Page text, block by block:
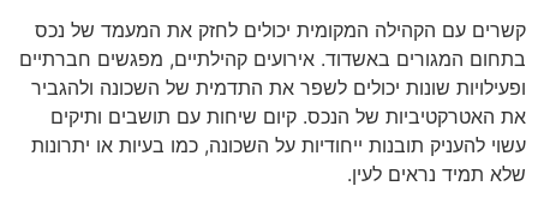
קשרים עם הקהילה המקומית יכולים לחזק את המעמד של נכס
בתחום המגורים באשדוד. אירועים קהילתיים, מפגשים חברתיים
ופעילויות שונות יכולים לשפר את התדמית של השכונה ולהגביר
את האטרקטיביות של הנכס. קיום שיחות עם תושבים ותיקים
עשוי להעניק תובנות ייחודיות על השכונה, כמו בעיות או יתרונות
שלא תמיד נראים לעין.